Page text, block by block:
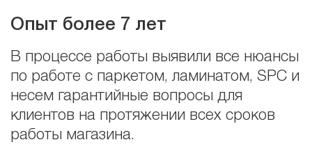
Опыт более 7 лет
В процессе работы выявили все нюансы
по работе с паркетом, ламинатом, SPC и
несем гарантийные вопросы для
клиентов на протяжении всех сроков
работы магазина.